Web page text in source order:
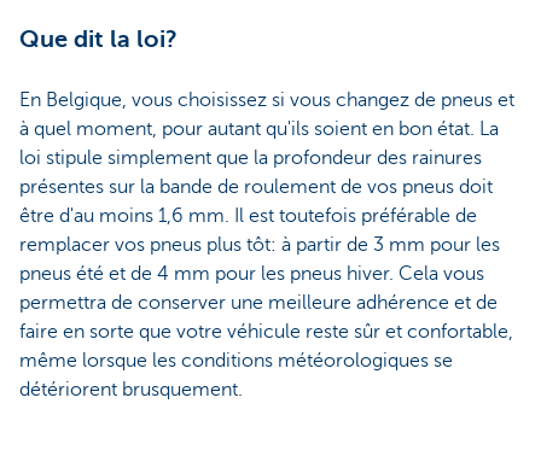
Que dit la loi?
En Belgique, vous choisissez si vous changez de pneus et
à quel moment, pour autant qu'ils soient en bon état. La
loi stipule simplement que la profondeur des rainures
présentes sur la bande de roulement de vos pneus doit
être d'au moins 1,6 mm. Il est toutefois préférable de
remplacer vos pneus plus tôt: à partir de 3 mm pour les
pneus été et de 4 mm pour les pneus hiver. Cela vous
permettra de conserver une meilleure adhérence et de
faire en sorte que votre véhicule reste sûr et confortable,
même lorsque les conditions météorologiques se
détériorent brusquement.